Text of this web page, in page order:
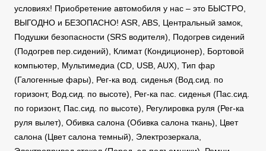
условиях! Приобретение автомобиля у нас – это БЫСТРО,
ВЫГОДНО и БЕЗОПАСНО! ASR, ABS, Центральный замок,
Подушки безопасности (SRS водителя), Подогрев сидений
(Подогрев пер.сидений), Климат (Кондиционер), Бортовой
компьютер, Мультимедиа (CD, USB, AUX), Тип фар
(Галогенные фары), Рег-ка вод. сиденья (Вод.сид. по
горизонт, Вод.сид. по высоте), Рег-ка пас. сиденья (Пас.сид.
по горизонт, Пас.сид. по высоте), Регулировка руля (Рег-ка
руля вылет), Обивка салона (Обивка салона ткань), Цвет
салона (Цвет салона темный), Электрозеркала,